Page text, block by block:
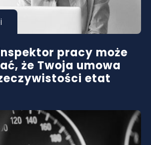
pracy może
że Twoja umowa
etat